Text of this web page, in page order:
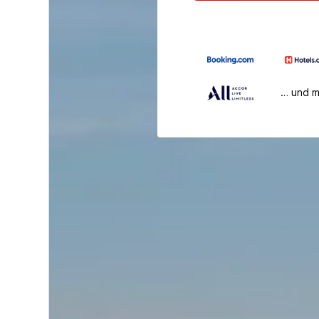
… und